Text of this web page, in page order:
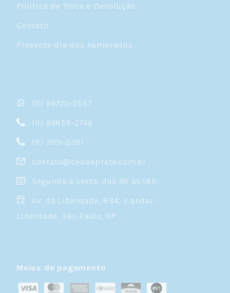
Política de Troca e Devolução
Contato
Presente dia dos namorados
(11) 96770-2557
(11) 94855-2746
(11) 3101-2281
contato@ceudeprata.com.br
Segunda à sexta, das 9h às 18h
Av. da Liberdade, 834, 3 andar-
Liberdade, São Paulo, SP
Meios de pagamento